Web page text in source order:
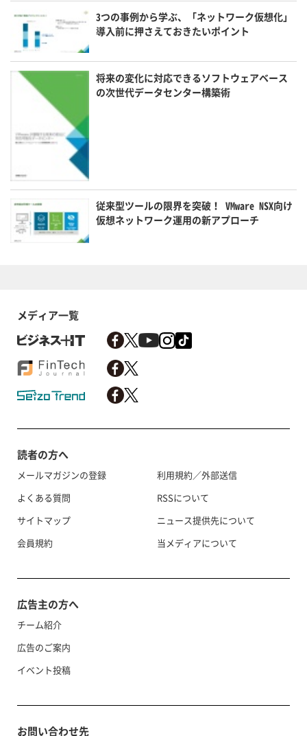
3つの事例から学ぶ、「ネットワーク仮想化」
導入前に押さえておきたいポイント
将来の変化に対応できるソフトウェアベース
の次世代データセンター構築術
従来型ツールの限界を突破！ VMware NSX向け
仮想ネットワーク運用の新アプローチ
メディア一覧
読者の方へ
メールマガジンの登録
よくある質問
サイトマップ
会員規約
利用規約／外部送信
RSSについて
ニュース提供先について
当メディアについて
広告主の方へ
チーム紹介
広告のご案内
イベント投稿
お問い合わせ先